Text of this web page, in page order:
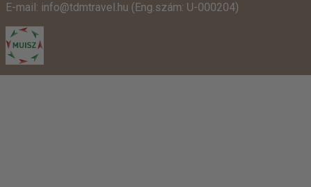
E-mail: info@tdmtravel.hu (Eng.szám: U-000204)